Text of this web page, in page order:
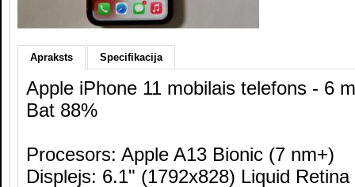
Apraksts Specifikacija
Apple iPhone 11 mobilais telefons - 6
Bat 88%
Procesors: Apple A13 Bionic (7 nm+)
Displejs: 6.1" (1792x828) Liquid